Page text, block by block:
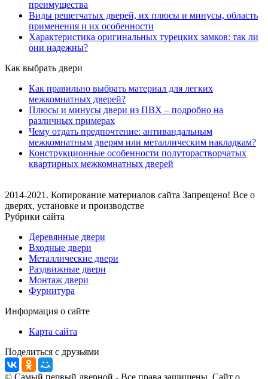
преимущества
Виды решетчатых дверей, их плюсы и минусы, область
применения и их особенности
Характеристика оригинальных турецких замков: так ли
они надежны?
Как выбрать двери
Как правильно выбрать материал для легких
межкомнатных дверей?
Плюсы и минусы двери из ПВХ – подробно на
различных примерах
Чему отдать предпочтение: антивандальным
межкомнатным дверям или металлическим накладкам?
Конструкционные особенности полуторастворчатых
квартирных межкомнатных дверей
2014-2021. Копирование материалов сайта Запрещено! Все о
дверях, установке и производстве
Рубрики сайта
Деревянные двери
Входные двери
Металлические двери
Раздвижные двери
Монтаж двери
Фурнитура
Информация о сайте
Карта сайта
Поделиться с друзьями